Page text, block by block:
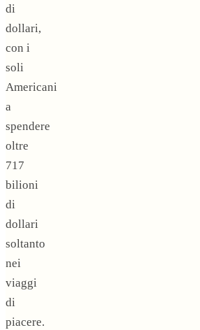
di
dollari,
con i
soli
Americani
a
spendere
oltre
717
bilioni
di
dollari
soltanto
nei
viaggi
di
piacere.